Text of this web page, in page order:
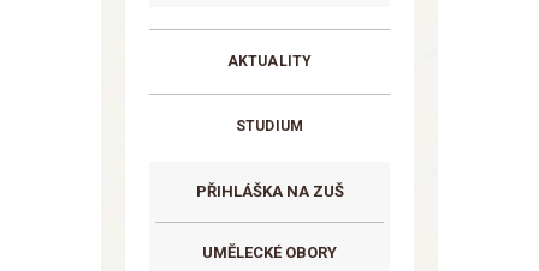
AKTUALITY
STUDIUM
PŘIHLÁŠKA NA ZUŠ
UMĚLECKÉ OBORY